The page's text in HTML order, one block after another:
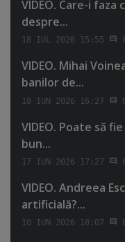
VIDEO. Care-i faza
despre...
18 IUL 2026 15:55
VIDEO. Mihai
banilor de...
18 IUN 2026 16:27
VIDEO. Poate să
bun...
17 IUN 2026 17:27
VIDEO. Andreea
artificială?...
10 IUN 2026 18:07